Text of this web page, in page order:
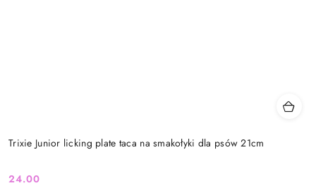
Trixie Junior licking plate taca na smakołyki dla psów 21cm
24.00